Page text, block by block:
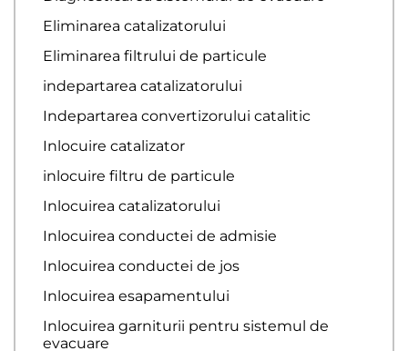
Eliminarea catalizatorului
Eliminarea filtrului de particule
indepartarea catalizatorului
Indepartarea convertizorului catalitic
Inlocuire catalizator
inlocuire filtru de particule
Inlocuirea catalizatorului
Inlocuirea conductei de admisie
Inlocuirea conductei de jos
Inlocuirea esapamentului
Inlocuirea garniturii pentru sistemul de
evacuare